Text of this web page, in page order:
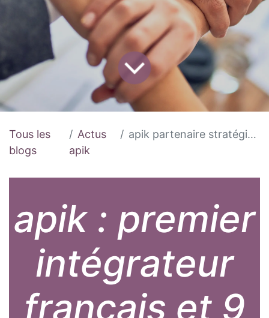
Tous les
blogs
Actus
apik
apik partenaire stratégique Odoo !
apik : premier
intégrateur
français et 9